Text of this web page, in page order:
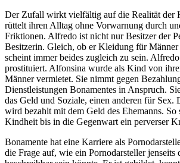
Der Zufall wirkt vielfältig auf die Realität der
rüttelt ihren Alltag ohne Vorwarnung durch
Friktionen. Alfredo ist nicht nur Besitzer der
Besitzerin. Gleich, ob er Kleidung für Männer
scheint immer beides zugleich zu sein.
prostituiert. Alfonsina wurde als Kind von
Männer vermietet. Sie nimmt gegen
Dienstleistungen Bonamentes in Anspruch.
das Geld und Soziale, einen anderen für Sex.
wird bezahlt mit dem Geld des Ehemanns.
Kindheit bis in die Gegenwart ein perverser
Bonamente hat eine Karriere als
die Frage auf, wie ein Pornodarsteller jenseits